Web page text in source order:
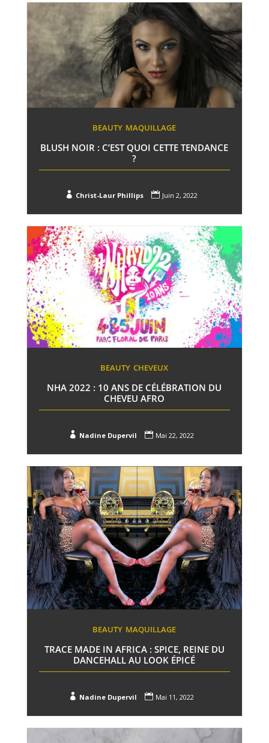
BEAUTY MAQUILLAGE
BLUSH NOIR : C’EST QUOI CETTE TENDANCE
?
 Christ-Laur Phillips  Juin 2, 2022
BEAUTY CHEVEUX
NHA 2022 : 10 ANS DE CÉLÉBRATION DU
CHEVEU AFRO
 Nadine Dupervil  Mai 22, 2022
BEAUTY MAQUILLAGE
TRACE MADE IN AFRICA : SPICE, REINE DU
DANCEHALL AU LOOK ÉPICÉ
 Nadine Dupervil  Mai 11, 2022